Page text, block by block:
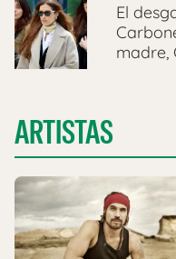
El
madre,
ARTISTAS